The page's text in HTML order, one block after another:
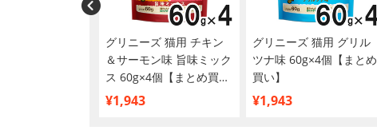
グリニーズ 猫用 チキン
＆サーモン味 旨味ミック
ス 60g×4個【まとめ買
い】
¥1,943
グリニーズ 猫用 グリル
ツナ味 60g×4個【まとめ
買い】
¥1,943